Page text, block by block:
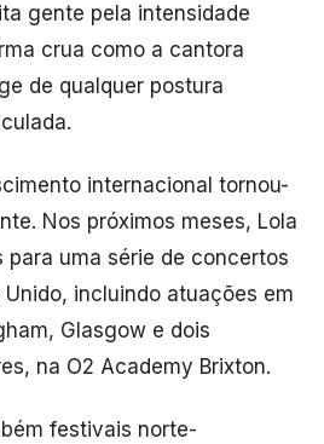
gente pela intensidade
crua como a cantora
de qualquer postura
internacional tornou-
Nos próximos meses, Lola
para uma série de concertos
incluindo atuações em
Glasgow e dois
na O2 Academy Brixton.
festivais norte-